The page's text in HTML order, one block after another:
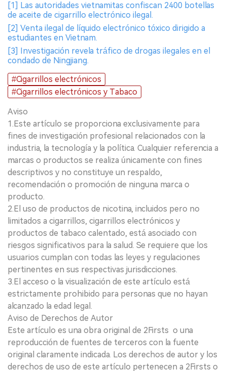
[1] Las autoridades vietnamitas confiscan 2400 botellas
de aceite de cigarrillo electrónico ilegal.
[2] Venta ilegal de líquido electrónico tóxico dirigido a
estudiantes en Vietnam.
[3] Investigación revela tráfico de drogas ilegales en el
condado de Ningjiang.
#Cigarrillos electrónicos
#Cigarrillos electrónicos y Tabaco
Aviso
1.Este artículo se proporciona exclusivamente para
fines de investigación profesional relacionados con la
industria, la tecnología y la política. Cualquier referencia a
marcas o productos se realiza únicamente con fines
descriptivos y no constituye un respaldo,
recomendación o promoción de ninguna marca o
producto.
2.El uso de productos de nicotina, incluidos pero no
limitados a cigarrillos, cigarrillos electrónicos y
productos de tabaco calentado, está asociado con
riesgos significativos para la salud. Se requiere que los
usuarios cumplan con todas las leyes y regulaciones
pertinentes en sus respectivas jurisdicciones.
3.El acceso o la visualización de este artículo está
estrictamente prohibido para personas que no hayan
alcanzado la edad legal.
Aviso de Derechos de Autor
Este artículo es una obra original de 2Firsts o una
reproducción de fuentes de terceros con la fuente
original claramente indicada. Los derechos de autor y los
derechos de uso de este artículo pertenecen a 2Firsts o